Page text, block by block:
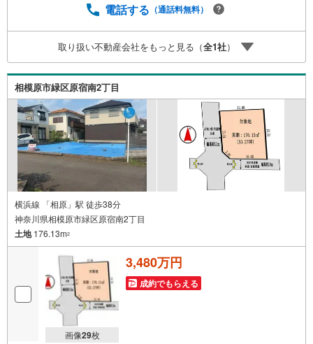
す。■その他、各種ご相談も承っております。○住宅ローン
客様に合った物件をご紹介させて頂きます！ /他社様掲載物
件も併せてご紹介可能ですのでお気軽にお問い合わせ下さ
い♪駐車場もございますので、お車でのお越しも大歓迎で
す！
電話する （通話料無料）
取り扱い不動産会社をもっと見る（全1社）
相模原市緑区原宿南2丁目
横浜線 「相原」駅 徒歩38分
神奈川県相模原市緑区原宿南2丁目
土地176.13m2
画像29枚
3,480万円
成約でもらえる